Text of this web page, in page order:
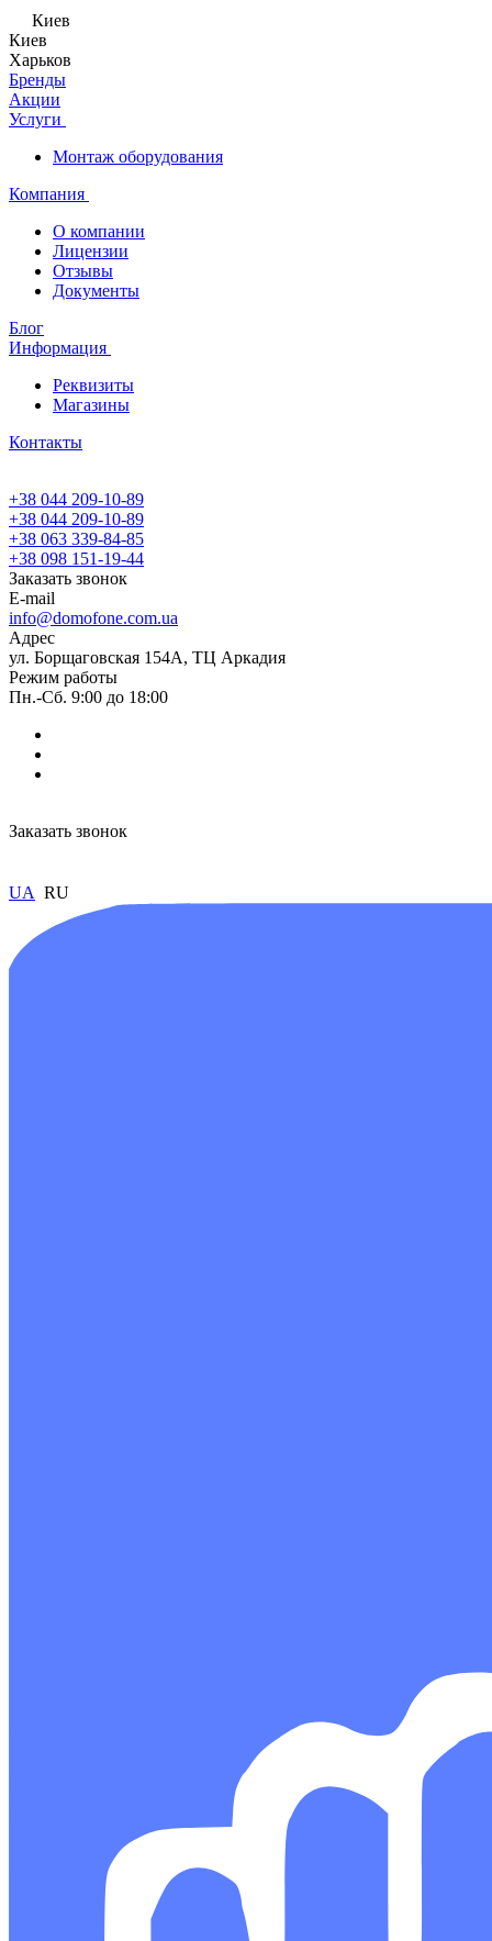
Киев
Киев
Харьков
Бренды
Акции
Услуги
Монтаж оборудования
Компания
О компании
Лицензии
Отзывы
Документы
Блог
Информация
Реквизиты
Магазины
Контакты
+38 044 209-10-89
+38 044 209-10-89
+38 063 339-84-85
+38 098 151-19-44
Заказать звонок
E-mail
info@domofone.com.ua
Адрес
ул. Борщаговская 154А, ТЦ Аркадия
Режим работы
Пн.-Сб. 9:00 до 18:00
Заказать звонок
UA RU